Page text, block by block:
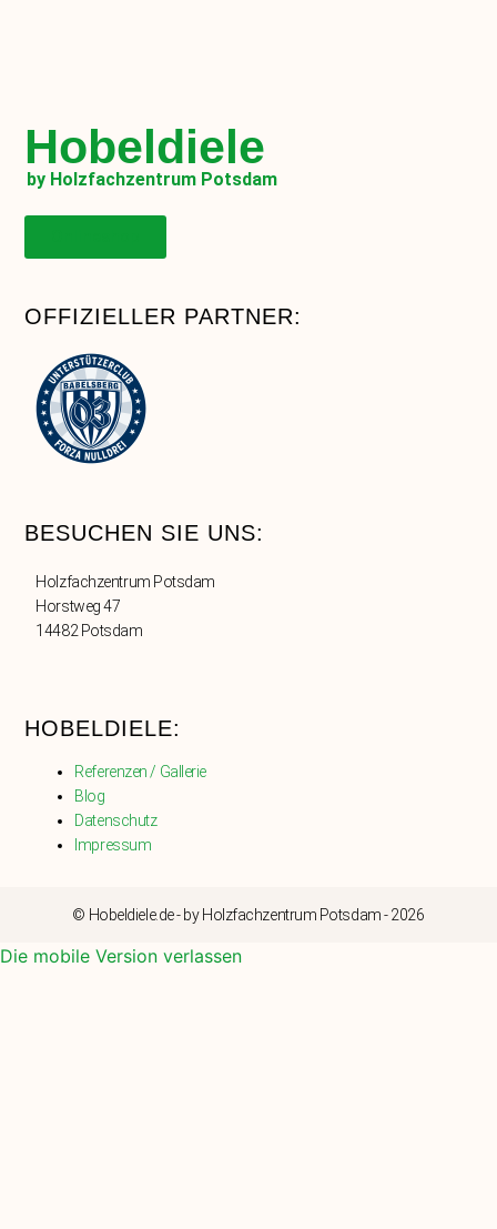
Hobeldiele
by Holzfachzentrum Potsdam
OFFIZIELLER PARTNER:
BESUCHEN SIE UNS:
Holzfachzentrum Potsdam
Horstweg 47
14482 Potsdam
HOBELDIELE:
Referenzen / Gallerie
Blog
Datenschutz
Impressum
© Hobeldiele.de - by Holzfachzentrum Potsdam - 2026
Die mobile Version verlassen